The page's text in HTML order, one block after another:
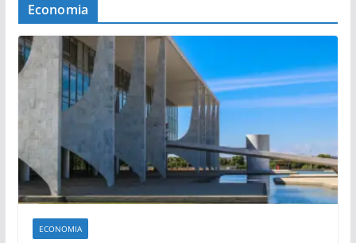
Economia
ECONOMIA